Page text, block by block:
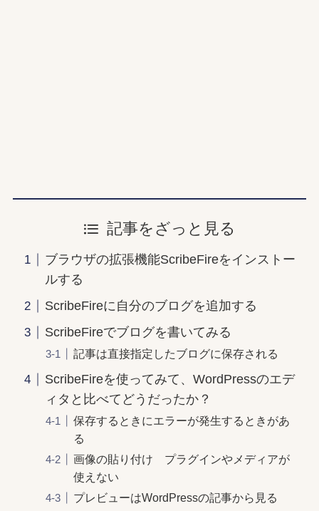
記事をざっと見る
ブラウザの拡張機能ScribeFireをインストー
ルする
ScribeFireに自分のブログを追加する
ScribeFireでブログを書いてみる
記事は直接指定したブログに保存される
ScribeFireを使ってみて、WordPressのエデ
ィタと比べてどうだったか？
保存するときにエラーが発生するときがあ
る
画像の貼り付け プラグインやメディアが
使えない
プレビューはWordPressの記事から見る